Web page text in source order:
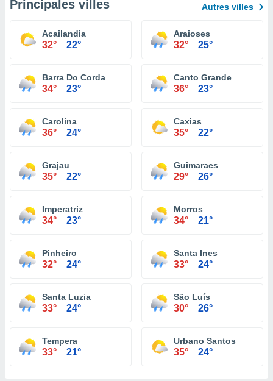
Principales villes Autres villes
Acailandia
32° 22°
Araioses
32° 25°
Barra Do Corda
34° 23°
Canto Grande
36° 23°
Carolina
36° 24°
Caxias
35° 22°
Grajau
35° 22°
Guimaraes
29° 26°
Imperatriz
34° 23°
Morros
34° 21°
Pinheiro
32° 24°
Santa Ines
33° 24°
Santa Luzia
33° 24°
São Luís
30° 26°
Tempera
33° 21°
Urbano Santos
35° 24°